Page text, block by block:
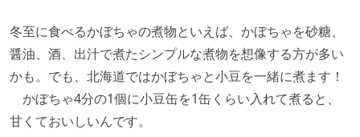
冬至に食べるかぼちゃの煮物といえば、かぼちゃを砂糖、
醤油、酒、出汁で煮たシンプルな煮物を想像する方が多い
かも。でも、北海道ではかぼちゃと小豆を一緒に煮ます！
かぼちゃ4分の1個に小豆缶を1缶くらい入れて煮ると、
甘くておいしいんです。